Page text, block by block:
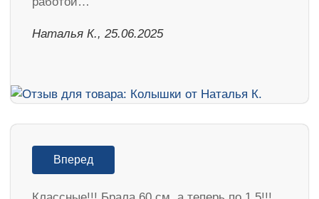
Наталья К., 25.06.2025
Вперед